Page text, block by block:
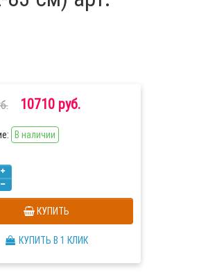
10710 руб.
В наличии
КУПИТЬ
КУПИТЬ В 1 КЛИК